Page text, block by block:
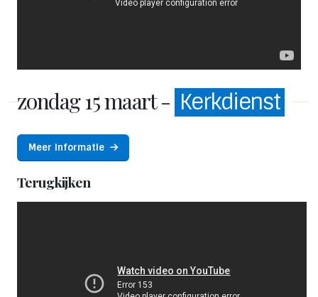
zondag 15 maart - Kerkdienst
Meer informatie
Terugkijken